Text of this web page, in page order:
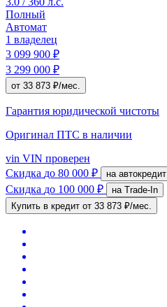
Полный
Автомат
1 владелец
3 099 900 ₽
3 299 000 ₽
от 33 873 ₽/мес.
Гарантия юридической чистоты
Оригинал ПТС в наличии
vin VIN проверен
Скидка до 80 000 ₽ на автокредит
Скидка до 100 000 ₽
на Trade-In
Купить в кредит от 33 873 ₽/мес.